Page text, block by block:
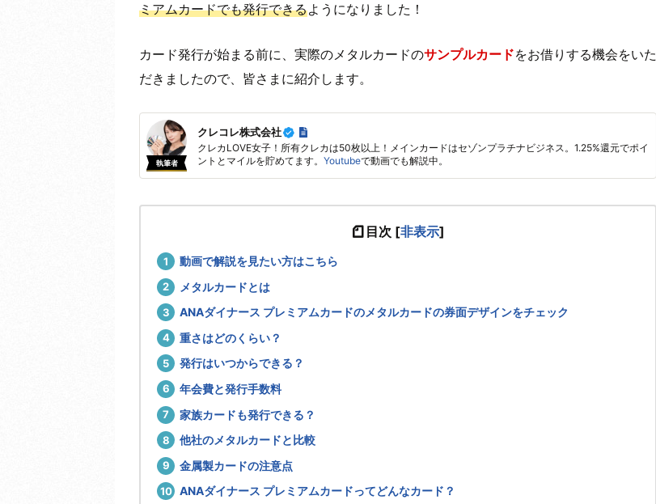
ミアムカードでも発行できるようになりました！
カード発行が始まる前に、実際のメタルカードのサンプルカードをお借りする機会をいた
だきましたので、皆さまに紹介します。
執筆者
クレコレ株式会社
クレカLOVE女子！所有クレカは50枚以上！メインカードはセゾンプラチナビジネス。1.25%還元でポイ
ントとマイルを貯めてます。 Youtubeで動画でも解説中。
目次 [非表示]
動画で解説を見たい方はこちら
メタルカードとは
ANAダイナース プレミアムカードのメタルカードの券面デザインをチェック
重さはどのくらい？
発行はいつからできる？
年会費と発行手数料
家族カードも発行できる？
他社のメタルカードと比較
金属製カードの注意点
ANAダイナース プレミアムカードってどんなカード？